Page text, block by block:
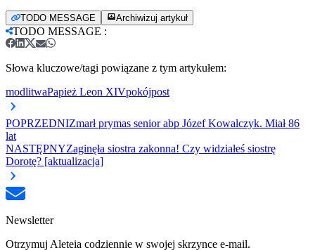
TODO MESSAGE Archiwizuj artykuł
TODO MESSAGE :
Słowa kluczowe/tagi powiązane z tym artykułem:
modlitwaPapież Leon XIVpokójpost
POPRZEDNIZmarł prymas senior abp Józef Kowalczyk. Miał 86
lat
NASTĘPNYZaginęła siostra zakonna! Czy widziałeś siostrę
Dorotę? [aktualizacja]
Newsletter
Otrzymuj Aleteia codziennie w swojej skrzynce e-mail.